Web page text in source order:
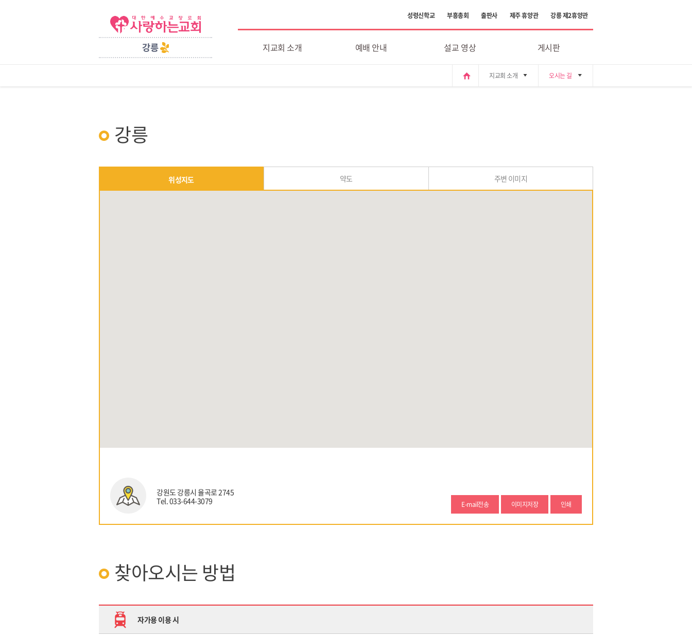
강릉
성령신학교 부흥총회 출판사 제주 휴양관 강릉 제2휴양관
지교회 소개 예배 안내 설교 영상 게시판
home 지교회 소개 오시는 길
강릉
위성지도 약도 주변 이미지
강원도 강릉시 율곡로 2745
Tel. 033-644-3079
E-mail전송 이미지저장 인쇄
찾아오시는 방법
자가용 이용 시